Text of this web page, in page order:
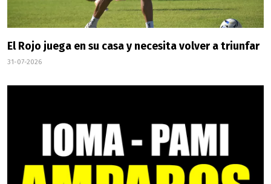
El Rojo juega en su casa y necesita volver a triunfar
31-07-2026